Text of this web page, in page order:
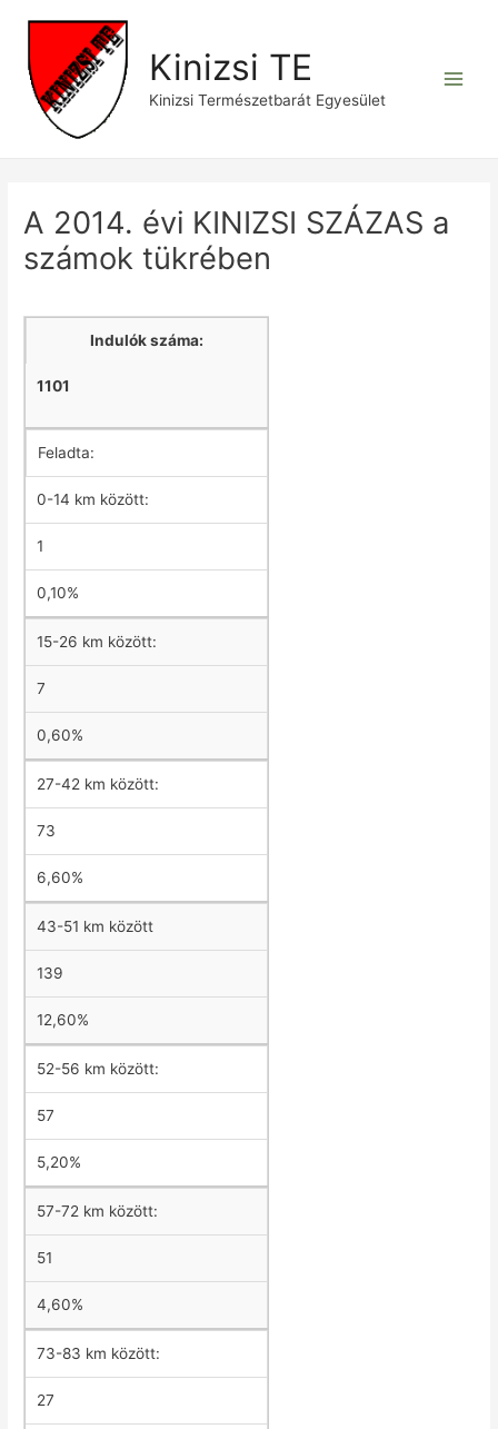
content
Kinizsi TE
Kinizsi Természetbarát Egyesület
A 2014. évi KINIZSI SZÁZAS a
számok tükrében
Indulók száma:
1101
Feladta:
0-14 km között:
1
0,10%
15-26 km között:
7
0,60%
27-42 km között:
73
6,60%
43-51 km között
139
12,60%
52-56 km között:
57
5,20%
57-72 km között:
51
4,60%
73-83 km között:
27